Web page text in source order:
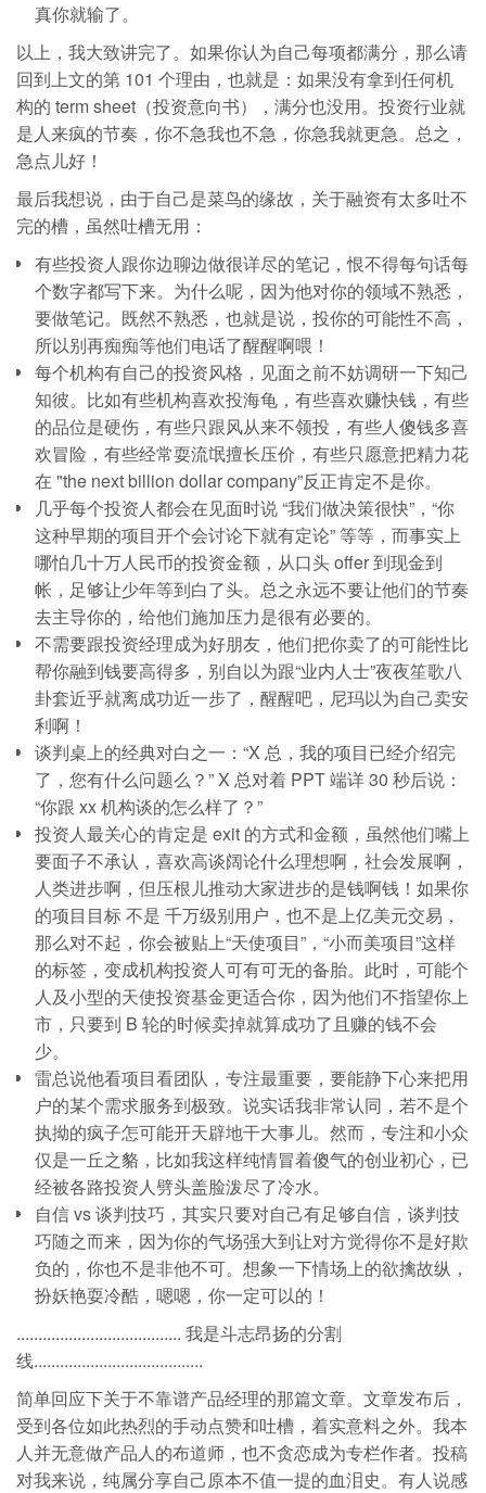
真你就输了。
以上，我大致讲完了。如果你认为自己每项都满分，那么请
回到上文的第 101 个理由，也就是：如果没有拿到任何机
构的 term sheet（投资意向书），满分也没用。投资行业就
是人来疯的节奏，你不急我也不急，你急我就更急。总之，
急点儿好！
最后我想说，由于自己是菜鸟的缘故，关于融资有太多吐不
完的槽，虽然吐槽无用：
有些投资人跟你边聊边做很详尽的笔记，恨不得每句话每
个数字都写下来。为什么呢，因为他对你的领域不熟悉，
要做笔记。既然不熟悉，也就是说，投你的可能性不高，
所以别再痴痴等他们电话了醒醒啊喂！
每个机构有自己的投资风格，见面之前不妨调研一下知己
知彼。比如有些机构喜欢投海龟，有些喜欢赚快钱，有些
的品位是硬伤，有些只跟风从来不领投，有些人傻钱多喜
欢冒险，有些经常耍流氓擅长压价，有些只愿意把精力花
在 "the next billion dollar company”反正肯定不是你。
几乎每个投资人都会在见面时说 “我们做决策很快”，“你
这种早期的项目开个会讨论下就有定论” 等等，而事实上
哪怕几十万人民币的投资金额，从口头 offer 到现金到
帐，足够让少年等到白了头。总之永远不要让他们的节奏
去主导你的，给他们施加压力是很有必要的。
不需要跟投资经理成为好朋友，他们把你卖了的可能性比
帮你融到钱要高得多，别自以为跟“业内人士”夜夜笙歌八
卦套近乎就离成功近一步了，醒醒吧，尼玛以为自己卖安
利啊！
谈判桌上的经典对白之一：“X 总，我的项目已经介绍完
了，您有什么问题么？” X 总对着 PPT 端详 30 秒后说：
“你跟 xx 机构谈的怎么样了？”
投资人最关心的肯定是 exit 的方式和金额，虽然他们嘴上
要面子不承认，喜欢高谈阔论什么理想啊，社会发展啊，
人类进步啊，但压根儿推动大家进步的是钱啊钱！如果你
的项目目标 不是 千万级别用户，也不是上亿美元交易，
那么对不起，你会被贴上“天使项目”，“小而美项目”这样
的标签，变成机构投资人可有可无的备胎。此时，可能个
人及小型的天使投资基金更适合你，因为他们不指望你上
市，只要到 B 轮的时候卖掉就算成功了且赚的钱不会
少。
雷总说他看项目看团队，专注最重要，要能静下心来把用
户的某个需求服务到极致。说实话我非常认同，若不是个
执拗的疯子怎可能开天辟地干大事儿。然而，专注和小众
仅是一丘之貉，比如我这样纯情冒着傻气的创业初心，已
经被各路投资人劈头盖脸泼尽了冷水。
自信 vs 谈判技巧，其实只要对自己有足够自信，谈判技
巧随之而来，因为你的气场强大到让对方觉得你不是好欺
负的，你也不是非他不可。想象一下情场上的欲擒故纵，
扮妖艳耍冷酷，嗯嗯，你一定可以的！
...................................... 我是斗志昂扬的分割
线.......................................
简单回应下关于不靠谱产品经理的那篇文章。文章发布后，
受到各位如此热烈的手动点赞和吐槽，着实意料之外。我本
人并无意做产品人的布道师，也不贪恋成为专栏作者。投稿
对我来说，纯属分享自己原本不值一提的血泪史。有人说感